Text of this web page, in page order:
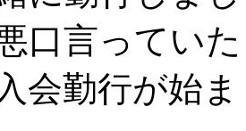
口言ってい
会勤行が始